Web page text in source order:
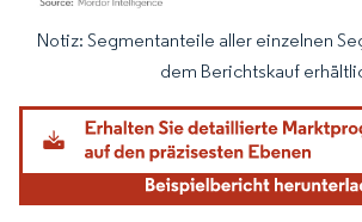
Bild © Mordor Intelligence. Wiederverwendung
Notiz: Segmentanteile aller einzelnen
dem Berichtskauf